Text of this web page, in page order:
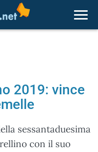
2019: vince
sessantaduesima
con il suo